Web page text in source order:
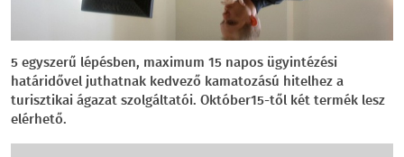
5 egyszerű lépésben, maximum 15 napos ügyintézési
határidővel juthatnak kedvező kamatozású hitelhez a
turisztikai ágazat szolgáltatói. Október15-től két termék lesz
elérhető.